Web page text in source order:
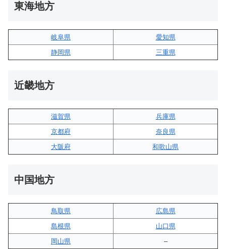
東海地方
岐阜県
愛知県
静岡県
三重県
近畿地方
滋賀県
兵庫県
京都府
奈良県
大阪府
和歌山県
中国地方
鳥取県
広島県
島根県
山口県
岡山県
–